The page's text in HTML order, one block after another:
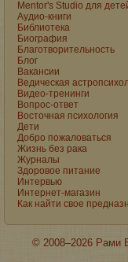
Mentor's Studio для
Аудио-книги
Библиотека
Биография
Благотворительность
Блог
Вакансии
Ведическая
Видео-тренинги
Вопрос-ответ
Восточная психология
Дети
Добро пожаловаться
Жизнь без рака
Журналы
Здоровое питание
Интервью
Интернет-магазин
Как найти свое
© 2008–2026 Рами